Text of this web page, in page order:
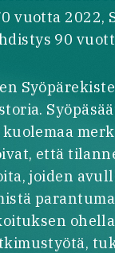
vuotta 2022,
90
että
joiden